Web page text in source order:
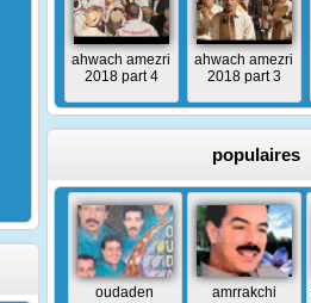
ahwach amezri
2018 part 4
ahwach amezri
2018 part 3
populaires
oudaden amrrakchi